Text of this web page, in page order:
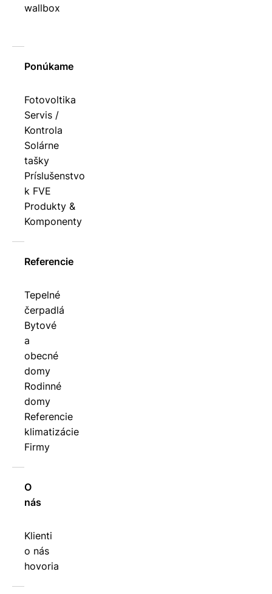
wallbox
Ponúkame
Fotovoltika
Servis /
Kontrola
Solárne
tašky
Príslušenstvo
k FVE
Produkty &
Komponenty
Referencie
Tepelné
čerpadlá
Bytové
a
obecné
domy
Rodinné
domy
Referencie
klimatizácie
Firmy
O
nás
Klienti
o nás
hovoria